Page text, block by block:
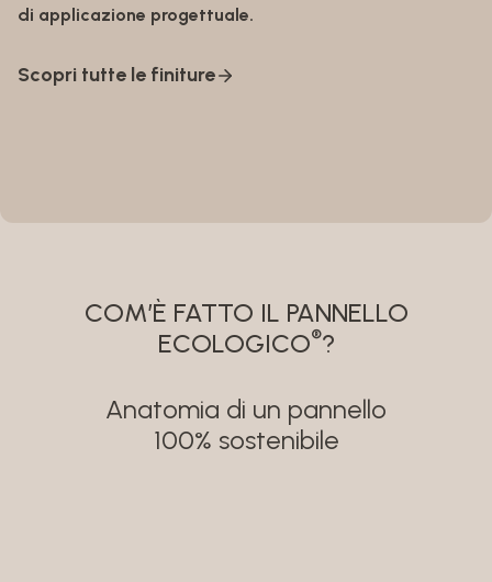
di applicazione progettuale.
Scopri tutte le finiture
COM’È FATTO IL PANNELLO
ECOLOGICO®?
Anatomia di un pannello
100% sostenibile